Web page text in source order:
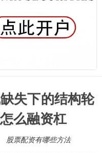
失下的结构轮
么融资杠
股票配资有哪些方法